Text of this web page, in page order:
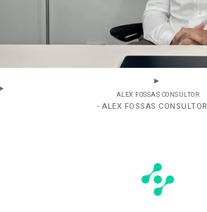
ALEX FOSSAS CONSULTOR
- ALEX FOSSAS CONSULTOR